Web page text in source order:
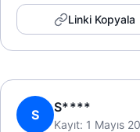
Linki Kopyala
S
S****
Kayıt: 1 Mayıs